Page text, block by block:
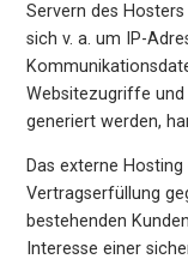
Servern des
sich v. a. um IP-
Websitezugriffe und
generiert werden,
Das externe
Vertragserfüllung
bestehenden
Interesse einer